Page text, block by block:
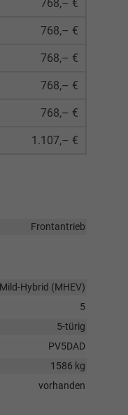
768,– €
768,– €
768,– €
768,– €
768,– €
1.107,– €
Frontantrieb
Mild-Hybrid (MHEV)
5
5-türig
PV5DAD
1586 kg
vorhanden